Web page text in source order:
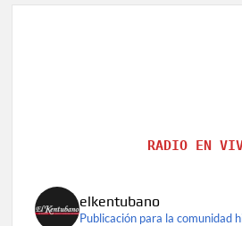
RADIO EN
elkentubano
Publicación para la comunidad